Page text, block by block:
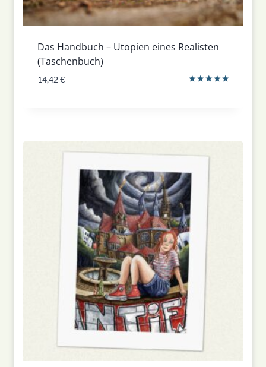
Das Handbuch – Utopien eines Realisten
(Taschenbuch)
14,42€